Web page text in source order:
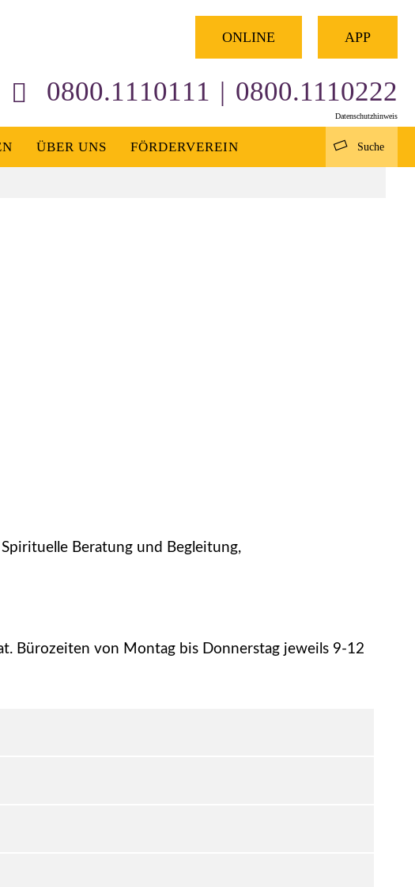
×
ONLINE APP
0800.1110111 | 0800.1110222
Datenschutzhinweis
ÜBER UNS FÖRDERVEREIN Suche
Beratung und Begleitung,
Bürozeiten von Montag bis Donnerstag jeweils 9-12